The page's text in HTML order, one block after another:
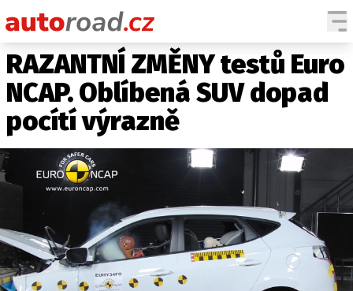
AUTA
TESTY AUT
NOVINKY
ZAJÍMAVOSTI
TECHNIKA
EKONOMIKA
ČESKÝ TRH
RAZANTNÍ ZMĚNY testů Euro
NCAP. Oblíbená SUV dopad
pocítí výrazně